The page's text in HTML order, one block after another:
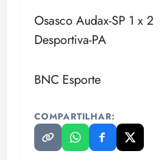
Osasco Audax-SP 1 x 2
Desportiva-PA
BNC Esporte
COMPARTILHAR: